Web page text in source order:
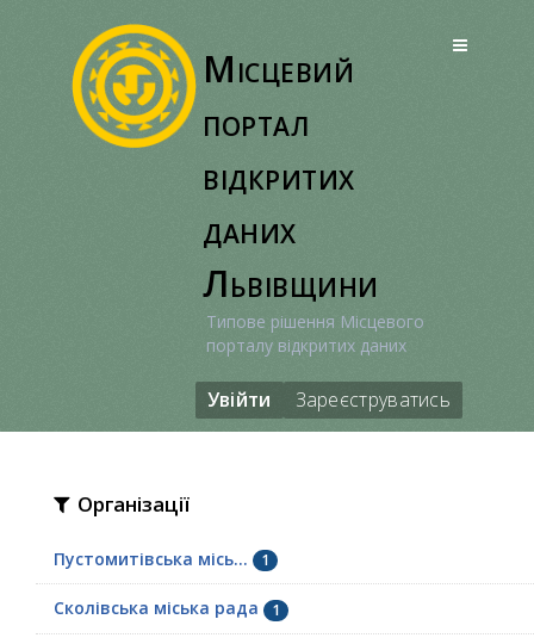
Місцевий
портал
відкритих
даних
Львівщини
Типове рішення Місцевого
порталу відкритих даних
Увійти Зареєструватись
Організації
Пустомитівська місь... 1
Сколівська міська рада 1